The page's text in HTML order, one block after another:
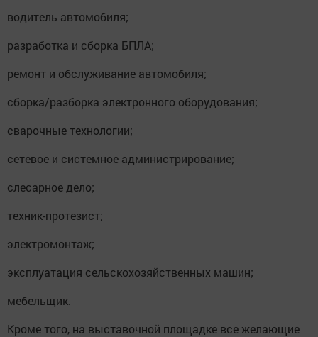
водитель автомобиля;
разработка и сборка БПЛА;
ремонт и обслуживание автомобиля;
сборка/разборка электронного оборудования;
сварочные технологии;
сетевое и системное администрирование;
слесарное дело;
техник-протезист;
электромонтаж;
эксплуатация сельскохозяйственных машин;
мебельщик.
Кроме того, на выставочной площадке все желающие